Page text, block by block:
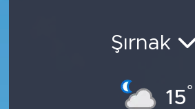
Şırnak
15°